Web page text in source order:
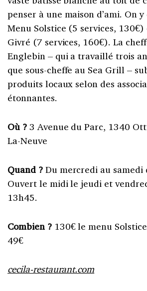
penser à une maison d’ami. On
Menu Solstice (5 services, 130€)
Givré (7 services, 160€). La
Englebin – qui a travaillé trois
que sous-cheffe au Sea Grill –
produits locaux selon des
étonnantes.
Où ?3 Avenue du Parc, 1340
La-Neuve
Quand ?Du mercredi au samedi
Ouvert le midi le jeudi et
13h45.
Combien ?130€ le menu
49€
cecila-restaurant.com